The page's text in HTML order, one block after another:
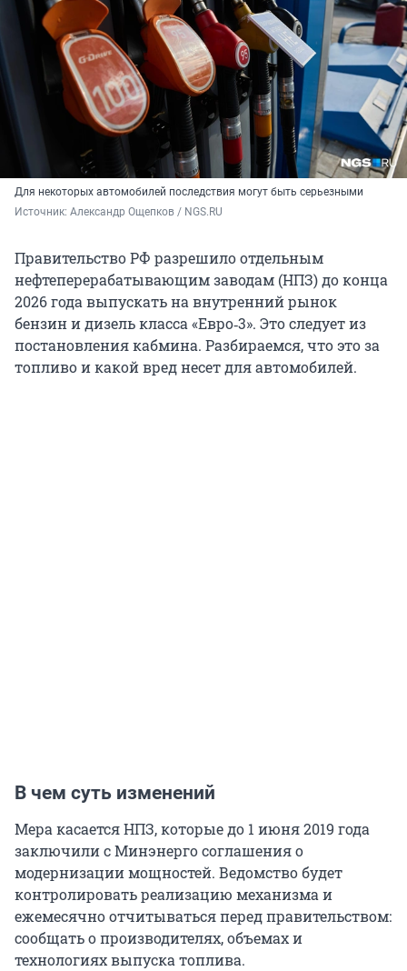
Для некоторых автомобилей последствия могут быть серьезными
Источник: Александр Ощепков / NGS.RU
Правительство РФ разрешило отдельным
нефтеперерабатывающим заводам (НПЗ) до конца
2026 года выпускать на внутренний рынок
бензин и дизель класса «Евро‑3». Это следует из
постановления кабмина. Разбираемся, что это за
топливо и какой вред несет для автомобилей.
В чем суть изменений
Мера касается НПЗ, которые до 1 июня 2019 года
заключили с Минэнерго соглашения о
модернизации мощностей. Ведомство будет
контролировать реализацию механизма и
ежемесячно отчитываться перед правительством:
сообщать о производителях, объемах и
технологиях выпуска топлива.